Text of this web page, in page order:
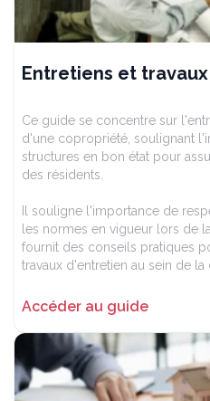
Entretiens et
Ce guide se concentre sur
d'une copropriété, soulignant
structures en bon état pour
des résidents.
Il souligne l'importance de
les normes en vigueur lors de
fournit des conseils pratiques
travaux d'entretien au sein de la
Accéder au guide